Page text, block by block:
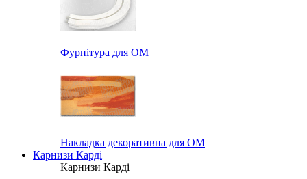
Фурнітура для ОМ
Накладка декоративна для ОМ
Карнизи Карді
Карнизи Карді